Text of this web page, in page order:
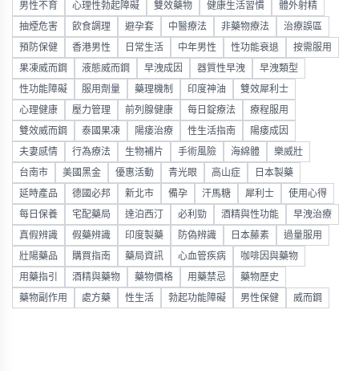
男性不育 心理性勃起障礙 雙效藥物 健康生活習慣 體外射精
抽煙危害 飲食調理 避孕套 中醫療法 非藥物療法 治療誤區
預防保健 香港男性 日常生活 中年男性 性功能衰退 按需服用
果凍威而鋼 液態威而鋼 早洩成因 器質性早洩 早洩類型
性功能障礙 服用劑量 藥理機制 印度神油 雙效犀利士
心理健康 壓力管理 前列腺健康 每日錠療法 療程服用
雙效威而鋼 泰國果凍 陽痿治療 性生活指南 陽痿成因
夫妻感情 行為療法 生物補片 手術風險 海綿體 樂威壯
台南市 美國黑金 優惠活動 青光眼 高山症 日本製藥
延時產品 德國必邦 新北市 備孕 汗馬糖 犀利士 使用心得
每日保養 宅配藥局 達泊西汀 必利勁 酒精與性功能 早洩治療
真假辨識 假藥辨識 印度製藥 防偽辨識 日本藤素 過量服用
壯陽藥品 購買指南 藥局資訊 心血管疾病 咖啡因與藥物
用藥指引 酒精與藥物 藥物價格 用藥禁忌 藥物歷史
藥物副作用 處方藥 性生活 勃起功能障礙 男性保健 威而鋼